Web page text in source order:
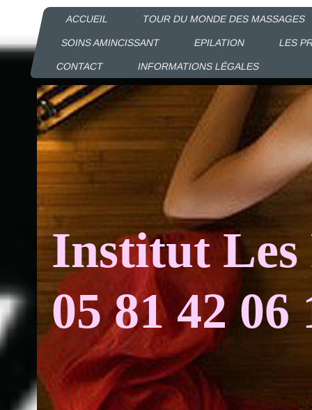
ACCUEIL TOUR DU MONDE DES MASSAGES
SOINS AMINCISSANT EPILATION LES
CONTACT INFORMATIONS LÉGALES
Institut Les
05 81 42